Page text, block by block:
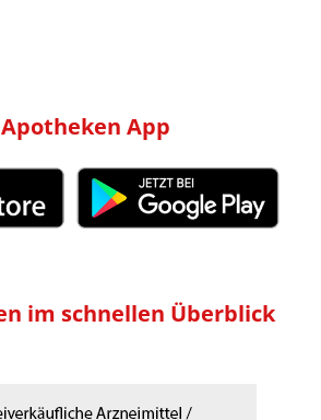
App
im schnellen Überblick